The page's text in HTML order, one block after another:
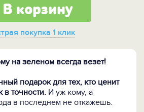
В корзину
покупка 1 клик
на зеленом всегда везет!
подарок для тех, кто ценит
в точности. И уж кому, а
в последнем не откажешь.